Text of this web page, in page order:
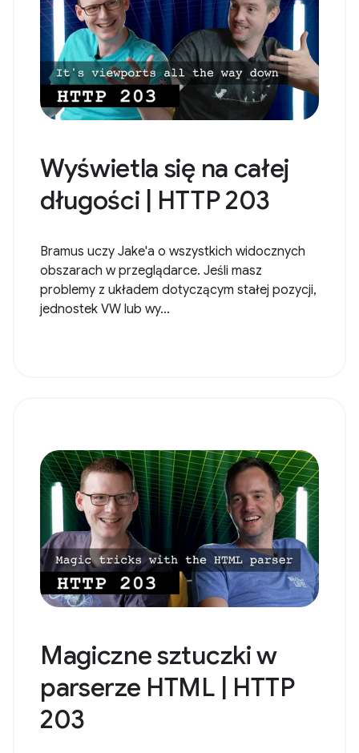
Wyświetla się na całej
długości | HTTP 203
Bramus uczy Jake'a o wszystkich widocznych
obszarach w przeglądarce. Jeśli masz
problemy z układem dotyczącym stałej pozycji,
jednostek VW lub wy...
Magiczne sztuczki w
parserze HTML | HTTP
203